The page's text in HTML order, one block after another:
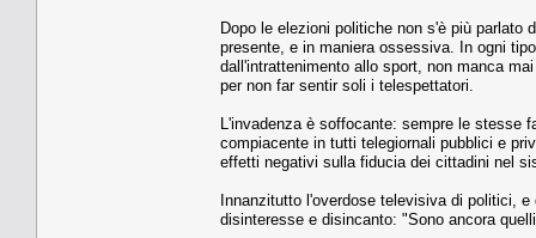
Dopo le elezioni politiche non s'è più
presente, e in maniera ossessiva. In ogni
dall'intrattenimento allo sport, non manca
per non far sentir soli i telespettatori.
L'invadenza è soffocante: sempre le stesse
compiacente in tutti telegiornali pubblici e
effetti negativi sulla fiducia dei cittadini nel
Innanzitutto l'overdose televisiva di politici,
disinteresse e disincanto: "Sono ancora